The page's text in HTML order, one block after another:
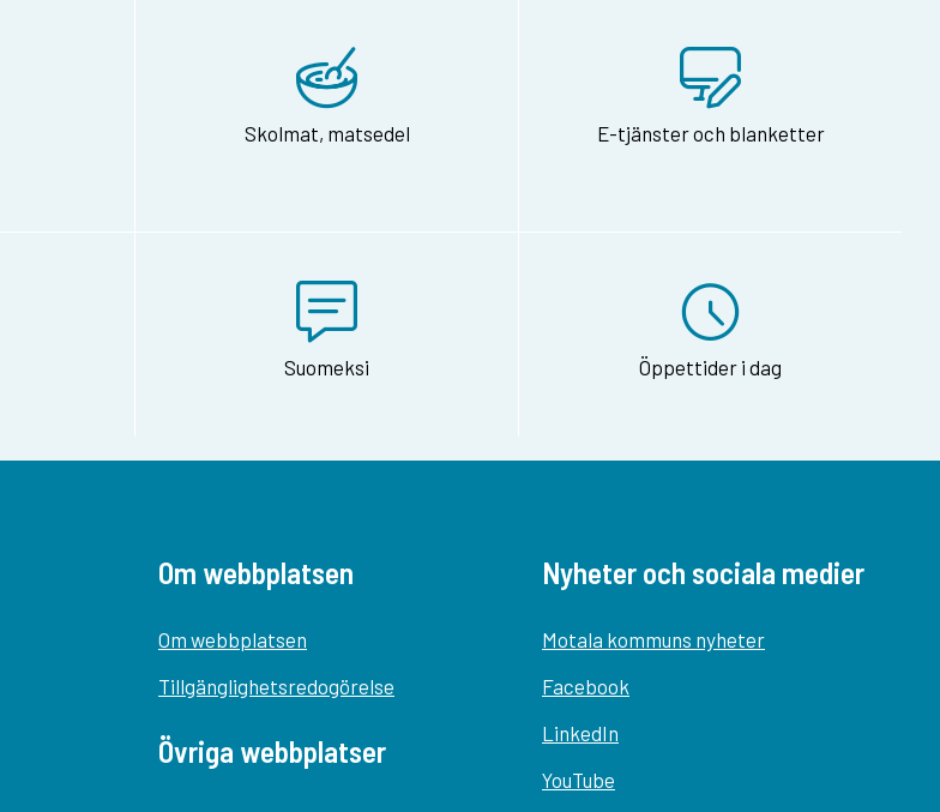
Skolmat, matsedel E-tjänster och blanketter
Suomeksi Öppettider i dag
Om webbplatsen
Om webbplatsen
Tillgänglighetsredogörelse
Övriga webbplatser
Nyheter och sociala medier
Motala kommuns nyheter
Facebook
LinkedIn
YouTube